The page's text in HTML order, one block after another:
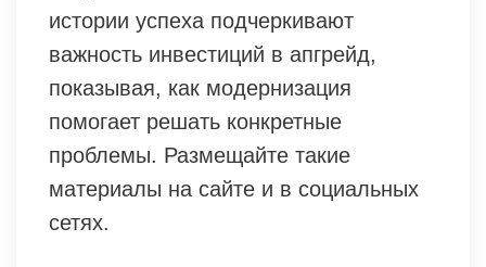
истории успеха подчеркивают
важность инвестиций в апгрейд,
показывая, как модернизация
помогает решать конкретные
проблемы. Размещайте такие
материалы на сайте и в социальных
сетях.